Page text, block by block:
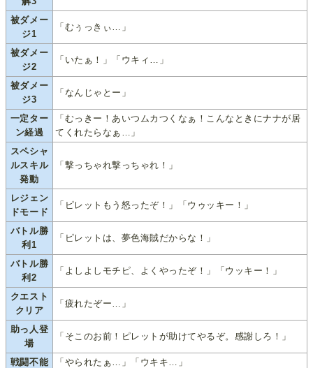
被ダメー
ジ1
「むぅっきぃ…」
被ダメー
ジ2
「いたぁ！」「ウキィ…」
被ダメー
ジ3
「なんじゃとー」
一定ター
ン経過
「むっきー！あいつムカつくなぁ！こんなときにナナが居
てくれたらなぁ…」
スペシャ
ルスキル
発動
「撃っちゃれ撃っちゃれ！」
レジェン
ドモード
「ピレットもう怒ったぞ！」「ウゥッキー！」
バトル勝
利1
「ピレットは、夢色海賊だからな！」
バトル勝
利2
「よしよしモチピ、よくやったぞ！」「ウッキー！」
クエスト
クリア
「疲れたぞー…」
助っ人登
場
「そこのお前！ピレットが助けてやるぞ。感謝しろ！」
戦闘不能
「やられたぁ…」「ウキキ…」